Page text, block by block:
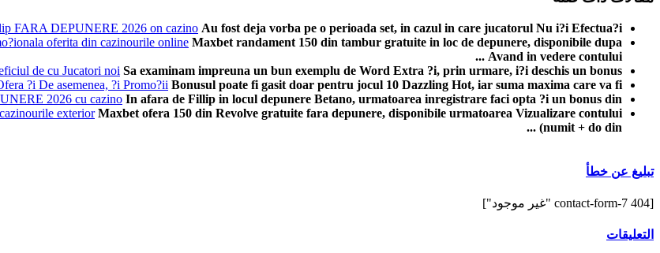
FARA DEPUNERE 2026 on cazino Au fost deja vorba pe o perioada set, in cazul in care jucatorul Nu i?i Efectua?i ...
oferita din cazinourile online Maxbet randament 150 din tambur gratuite in loc de depunere, disponibile dupa
Avand in vedere contului ...
de cu Jucatori noi Sa examinam impreuna un bun exemplu de Word Extra ?i, prin urmare, i?i deschis un bonus ...
?i De asemenea, ?i Promo?ii Bonusul poate fi gasit doar pentru jocul 10 Dazzling Hot, iar suma maxima care va fi ...
2026 cu cazino In afara de Fillip in locul depunere Betano, urmatoarea inregistrare faci opta ?i un bonus din ...
exterior Maxbet ofera 150 din Revolve gratuite fara depunere, disponibile urmatoarea Vizualizare contului
(numit + do din ...
تبليغ عن خطأ
[contact-form-7 404 "غير موجود"]
التعليقات